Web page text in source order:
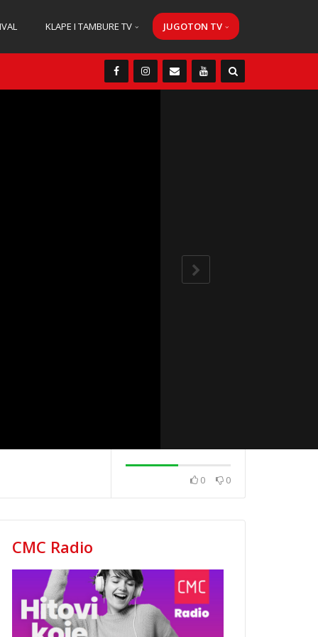
KLAPE I TAMBURE TV JUGOTON TV
0 0
CMC Radio